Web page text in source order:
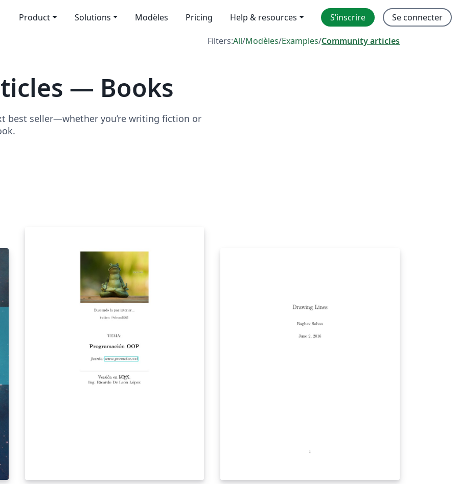
Product Solutions Modèles Pricing Help & resources S’inscrire Se connecter
Filters:All/Modèles/Examples/Community articles
— Books
best seller—whether you’re writing fiction or